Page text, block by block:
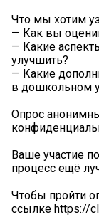
Что мы хотим
— Как вы
— Какие
улучшить?
— Какие
в дошкольном
Опрос
Ваше участие
процесс ещё
Чтобы пройти
ссылке https://